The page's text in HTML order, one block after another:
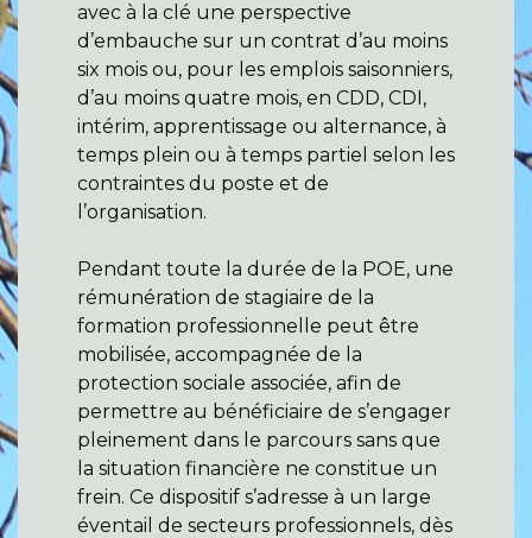
avec à la clé une perspective
d’embauche sur un contrat d’au moins
six mois ou, pour les emplois saisonniers,
d’au moins quatre mois, en CDD, CDI,
intérim, apprentissage ou alternance, à
temps plein ou à temps partiel selon les
contraintes du poste et de
l’organisation.
Pendant toute la durée de la POE, une
rémunération de stagiaire de la
formation professionnelle peut être
mobilisée, accompagnée de la
protection sociale associée, afin de
permettre au bénéficiaire de s’engager
pleinement dans le parcours sans que
la situation financière ne constitue un
frein. Ce dispositif s’adresse à un large
éventail de secteurs professionnels, dès